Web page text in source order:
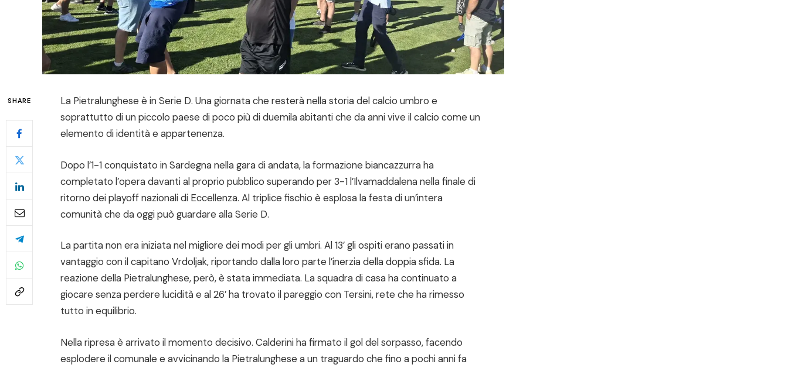
SHARE
La Pietralunghese è in Serie D. Una giornata che resterà nella storia del calcio umbro e
soprattutto di un piccolo paese di poco più di duemila abitanti che da anni vive il calcio come un
elemento di identità e appartenenza.
Dopo l’1-1 conquistato in Sardegna nella gara di andata, la formazione biancazzurra ha
completato l’opera davanti al proprio pubblico superando per 3-1 l’Ilvamaddalena nella finale di
ritorno dei playoff nazionali di Eccellenza. Al triplice fischio è esplosa la festa di un’intera
comunità che da oggi può guardare alla Serie D.
La partita non era iniziata nel migliore dei modi per gli umbri. Al 13’ gli ospiti erano passati in
vantaggio con il capitano Vrdoljak, riportando dalla loro parte l’inerzia della doppia sfida. La
reazione della Pietralunghese, però, è stata immediata. La squadra di casa ha continuato a
giocare senza perdere lucidità e al 26’ ha trovato il pareggio con Tersini, rete che ha rimesso
tutto in equilibrio.
Nella ripresa è arrivato il momento decisivo. Calderini ha firmato il gol del sorpasso, facendo
esplodere il comunale e avvicinando la Pietralunghese a un traguardo che fino a pochi anni fa